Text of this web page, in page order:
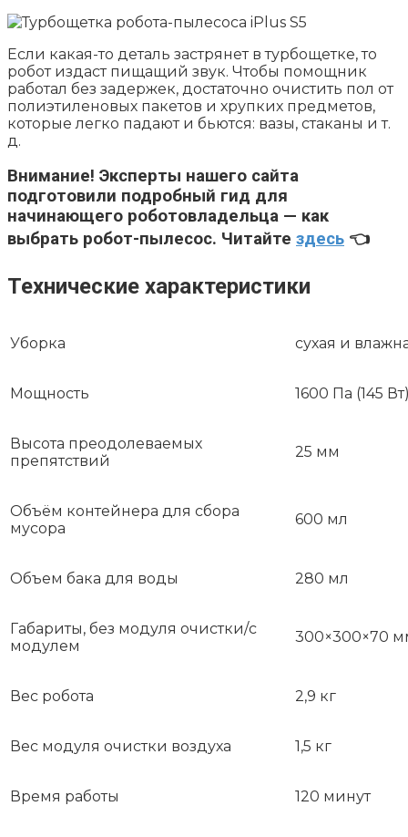
Если какая-то деталь застрянет в турбощетке, то
робот издаст пищащий звук. Чтобы помощник
работал без задержек, достаточно очистить пол от
полиэтиленовых пакетов и хрупких предметов,
которые легко падают и бьются: вазы, стаканы и т.
д.
Внимание! Эксперты нашего сайта
подготовили подробный гид для
начинающего роботовладельца — как
выбрать робот-пылесос. Читайте здесь 👈
Технические характеристики
Уборка сухая и
Мощность 1600 Па (145
Высота преодолеваемых
препятствий
25 мм
Объём контейнера для сбора
мусора
600 мл
Объем бака для воды 280 мл
Габариты, без модуля очистки/с
модулем
300×300×70
Вес робота 2,9 кг
Вес модуля очистки воздуха 1,5 кг
Время работы 120 минут